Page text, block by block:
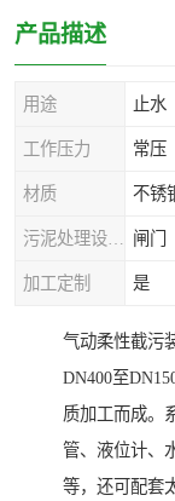
产品描述
用途 止水
工作压力 常压
材质 不锈
闸门
加工定制 是
气动柔性截污
DN400至
质加工而成。
管、液位计、
等，还可配套